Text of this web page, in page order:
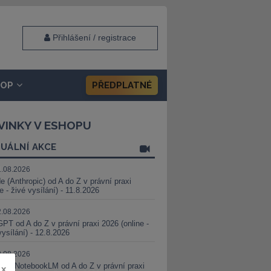
Přihlášení / registrace
PŘEDPLATNÉ
V ESHOPU
AKCE
(Anthropic) od A do Z v právní praxi
- živé vysílání) - 11.8.2026
od A do Z v právní praxi 2026 (online -
- 12.8.2026
a NotebookLM od A do Z v právní praxi
x